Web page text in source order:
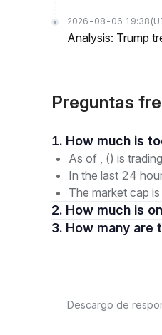
2026-08-06 19:38
Analysis: Trump
Preguntas
1.
As of , () is
In the last 24
The market cap
2. How much is
3. How
Descargo de